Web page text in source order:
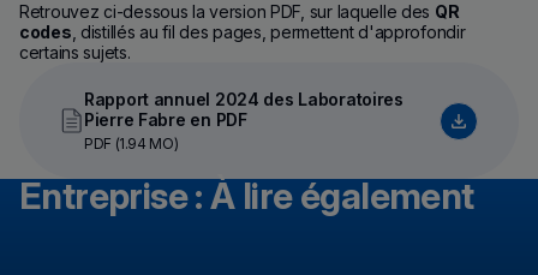
Retrouvez ci-dessous la version PDF, sur laquelle des QR
codes , distillés au fil des pages, permettent d'approfondir
certains sujets.
Rapport annuel 2024 des Laboratoires
Pierre Fabre en PDF
PDF (1.94 MO)
Entreprise : À lire également